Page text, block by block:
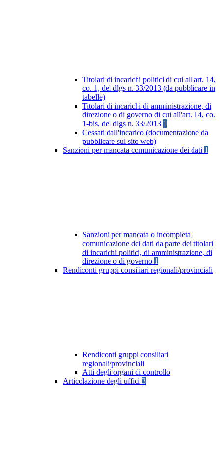
Titolari di incarichi politici di cui all'art. 14,
co. 1, del dlgs n. 33/2013 (da pubblicare in
tabelle)
Titolari di incarichi di amministrazione, di
direzione o di governo di cui all'art. 14, co.
1-bis, del dlgs n. 33/2013 1
Cessati dall'incarico (documentazione da
pubblicare sul sito web)
Sanzioni per mancata comunicazione dei dati 1
Sanzioni per mancata o incompleta
comunicazione dei dati da parte dei titolari
di incarichi politici, di amministrazione, di
direzione o di governo 1
Rendiconti gruppi consiliari regionali/provinciali
Rendiconti gruppi consiliari
regionali/provinciali
Atti degli organi di controllo
Articolazione degli uffici 3